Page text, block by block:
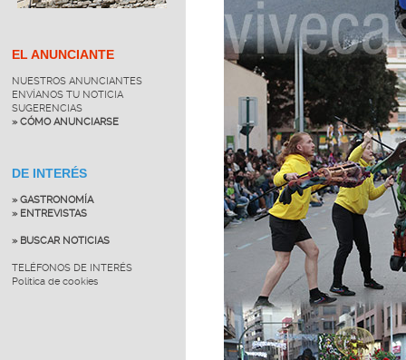
EL ANUNCIANTE
NUESTROS ANUNCIANTES
ENVÍANOS TU NOTICIA
SUGERENCIAS
» CÓMO ANUNCIARSE
DE INTERÉS
» GASTRONOMÍA
» ENTREVISTAS
» BUSCAR NOTICIAS
TELÉFONOS DE INTERÉS
Política de cookies